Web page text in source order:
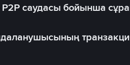
P2P саудасы бойынша